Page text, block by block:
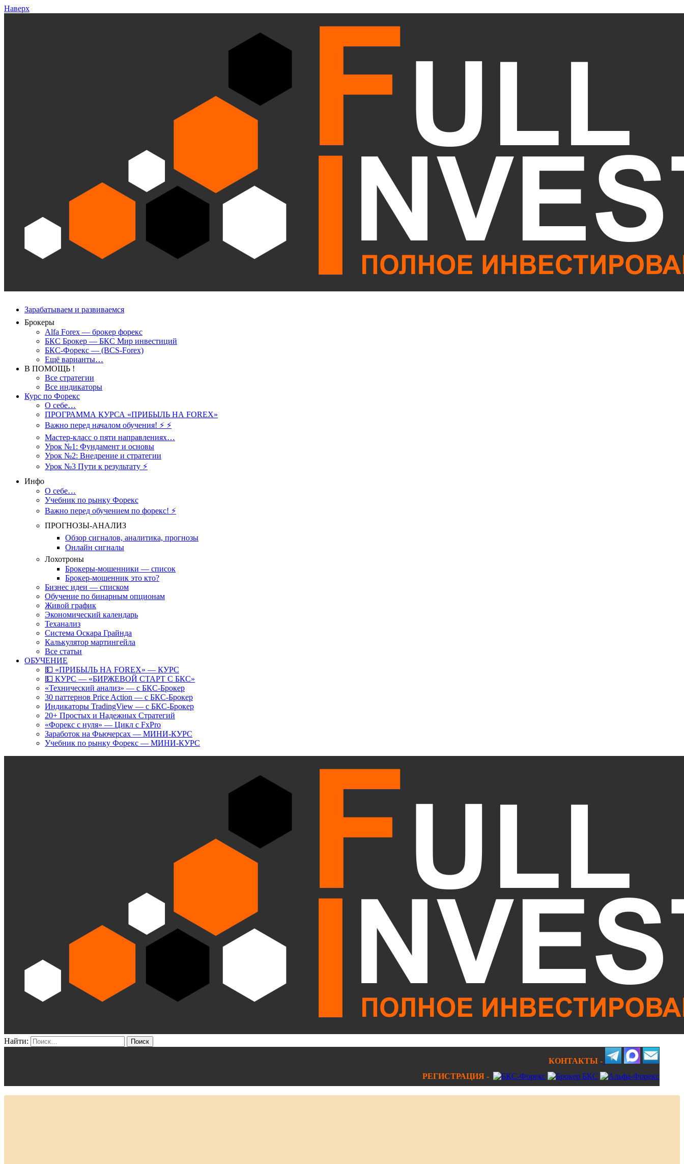
Наверх
Зарабатываем и развиваемся
Брокеры
Alfa Forex — брокер форекс
БКС Брокер — БКС Мир инвестиций
БКС-Форекс — (BCS-Forex)
Ещё варианты…
В ПОМОЩЬ !
Все стратегии
Все индикаторы
Курс по Форекс
О себе…
ПРОГРАММА КУРСА «ПРИБЫЛЬ НА FOREX»
Важно перед началом обучения! ⚡ ⚡
Мастер-класс о пяти направлениях…
Урок №1: Фундамент и основы
Урок №2: Внедрение и стратегии
Урок №3 Пути к результату ⚡️
Инфо
О себе…
Учебник по рынку Форекс
Важно перед обучением по форекс! ⚡
ПРОГНОЗЫ-АНАЛИЗ
Обзор сигналов, аналитика, прогнозы
Онлайн сигналы
Лохотроны
Брокеры-мошенники — список
Брокер-мошенник это кто?
Бизнес идеи — списком
Обучение по бинарным опционам
Живой график
Экономический календарь
Теханализ
Система Оскара Грайнда
Калькулятор мартингейла
Все статьи
ОБУЧЕНИЕ
💵 «ПРИБЫЛЬ НА FOREX» — КУРС
💵 КУРС — «БИРЖЕВОЙ СТАРТ С БКС»
«Технический анализ» — с БКС-Брокер
30 паттернов Price Action — с БКС-Брокер
Индикаторы TradingView — с БКС-Брокер
20+ Простых и Надежных Стратегий
«Форекс с нуля» — Цикл с FxPro
Заработок на Фьючерсах — МИНИ-КУРС
Учебник по рынку Форекс — МИНИ-КУРС
Найти:
КОНТАКТЫ -
РЕГИСТРАЦИЯ -